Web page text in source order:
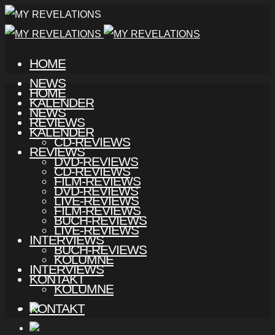
HOME
NEWS
KALENDER
REVIEWS
CD-REVIEWS
DVD-REVIEWS
FILM-REVIEWS
LIVE-REVIEWS
BUCH-REVIEWS
INTERVIEWS
KOLUMNE
KONTAKT
HOME
NEWS
KALENDER
REVIEWS
CD-REVIEWS
DVD-REVIEWS
FILM-REVIEWS
LIVE-REVIEWS
BUCH-REVIEWS
INTERVIEWS
KOLUMNE
KONTAKT